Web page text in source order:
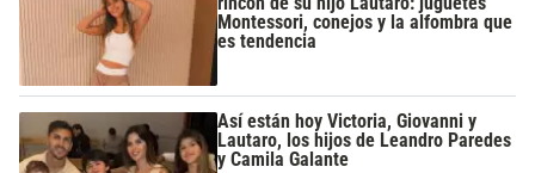
Montessori, conejos y la alfombra que
es tendencia
Así están hoy Victoria, Giovanni y
Lautaro, los hijos de Leandro Paredes
y Camila Galante